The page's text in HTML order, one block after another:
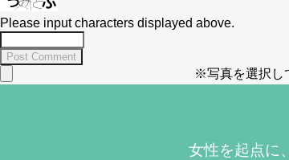
Please input characters displayed above.
※写真を選択
女性を起点に